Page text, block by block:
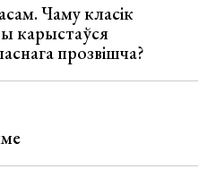
Чаму класік
карыстаўся
прозвішча?